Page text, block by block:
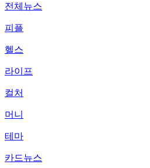
전체뉴스
피플
헬스
라이프
컬처
머니
테마
카드뉴스